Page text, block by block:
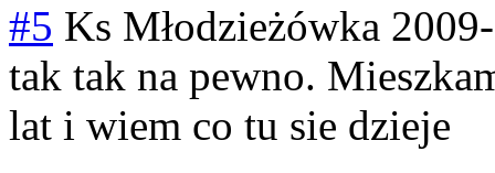
#5 Ks Młodzieżówka
tak tak na pewno.
lat i wiem co tu sie dzieje